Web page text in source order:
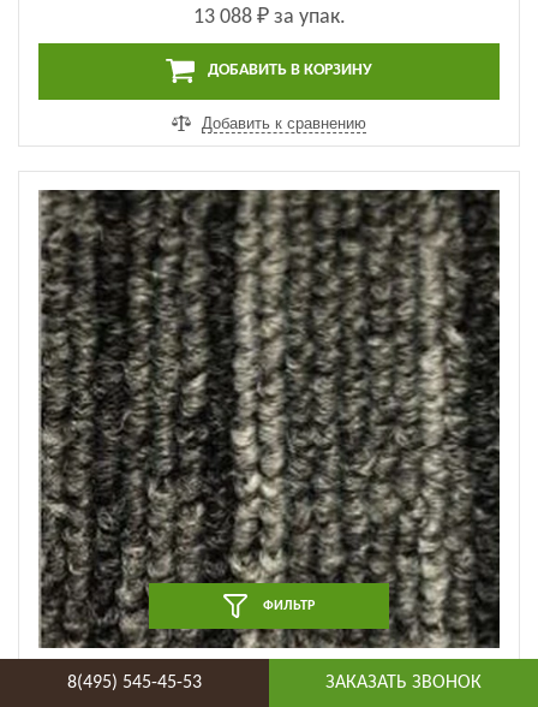
13 088 ₽за упак.
ДОБАВИТЬ В КОРЗИНУ
Добавить к сравнению
Ковровая плитка VVK - LiNova (575) (575-301132907)
ФИЛЬТР
8(495) 545-45-53 ЗАКАЗАТЬ ЗВОНОК